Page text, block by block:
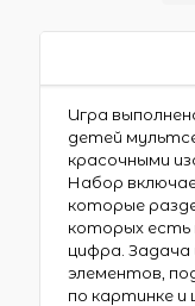
Игра
детей
красочными
Набор
которые
которых есть
цифра. Задача
элементов,
по картинке и